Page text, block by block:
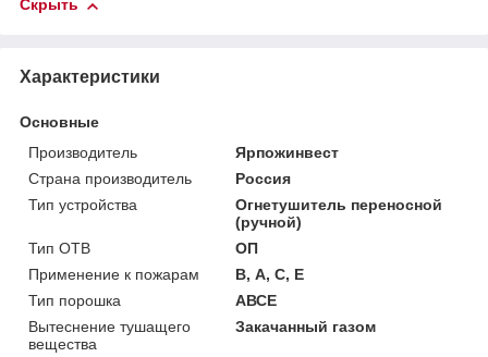
Скрыть
Характеристики
Основные
Производитель
Ярпожинвест
Страна производитель
Россия
Тип устройства
Огнетушитель переносной
(ручной)
Тип ОТВ
ОП
Применение к пожарам
В, А, С, Е
Тип порошка
АВСЕ
Вытеснение тушащего
вещества
Закачанный газом